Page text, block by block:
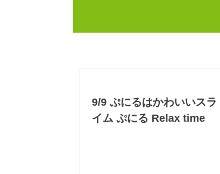
9/9 ぷにるはかわいいスラ
イム ぷにる Relax time